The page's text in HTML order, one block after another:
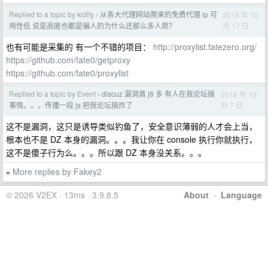
Replied to a topic by kidlfy › 从各大代理网站爬来的免费代理 ip 可
用性低 说是高匿也都是骗人的为什么还那么多人爬？
2018 年 12
月 17 日
也有可能是采集的 有一个不错的项目： http://proxylist.fatezero.org/
https://github.com/fate0/getproxy
https://github.com/fate0/proxylist
Replied to a topic by Event › discuz 漏洞真 j8 多 有人在我论坛搞
事情。。。传播一段 js 把我论坛搞炸了
2018 年 12
月 7 日
这不是漏洞，这只是诱导类似钓鱼了，安全意识薄弱的人才会上当，
根本也不是 DZ 本身的漏洞。。。我让你在 console 执行你就执行，
这不是傻子行为么。。。所以跟 DZ 本身没关系。。。
» More replies by Fakey2
About · Language
© 2026 V2EX · 13ms · 3.9.8.5